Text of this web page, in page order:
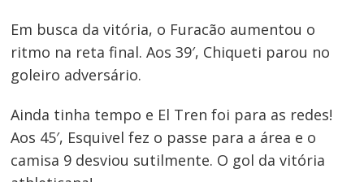
Em busca da vitória, o Furacão aumentou o
ritmo na reta final. Aos 39′, Chiqueti parou no
goleiro adversário.
Ainda tinha tempo e El Tren foi para as redes!
Aos 45′, Esquivel fez o passe para a área e o
camisa 9 desviou sutilmente. O gol da vitória